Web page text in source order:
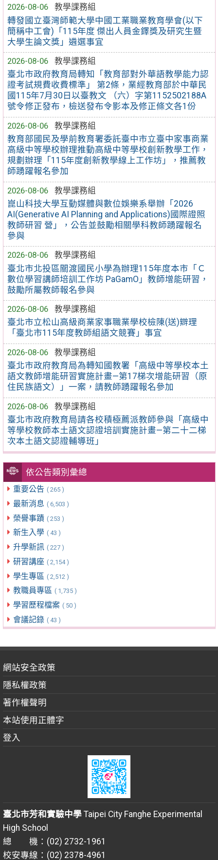
2026-08-06
教學課務組
轉發國立臺灣師範大學中國工業職業教育學會(以下
簡稱中工會)「115年度 傑出人員金鐸獎及研究生暨
大學生論文獎」遴選事宜
2026-08-06
教學課務組
臺北市政府教育局轉知「教育部對外華語教學能力認
證考試規費收費標準」 第2條，業經教育部於中華民
國115年7月30日以臺教文 （六）字第1152502188A
號令修正發布，檢送發布令影本及修正條文各1份
2026-08-06
教學課務組
教育部國民及學前教育署委託臺中市立臺中家事商業
高級中等學校辦理推動高級中等學校創新教學工作，
規劃辦理「115年度創新教學線上工作坊」，推薦教
師踴躍報名參加
2026-08-06
教學課務組
崑山科技大學互動媒體與數位娛樂系舉辦「2026
AI(Generative AI Planning and Applications)國際證照
教師研習 營」，公告並鼓勵相關學科教師踴躍報名
參與
2026-08-06
教學課務組
臺北市北投區關渡國民小學為辦理115年度本市「Ｃ
數位學習講師培訓工作坊 PaGamO」教師增能研習，
鼓勵所屬教師報名參與
2026-08-06
教學課務組
臺北市立松山高級商業家事職業學校檢陳(送)辧理
「臺北市115年度教師組語文競賽」事宜
2026-08-06
教學課務組
臺北市政府教育局為轉知國教署「高級中等學校本土
語文教師增能研習實施計畫—第17梯次增能研習（原
住民族語文）」一案，請教師踴躍報名參加
2026-08-06
教學課務組
臺北市政府教育局請各校積極薦派教師參與「高級中
等學校教師本土語文認證培訓實施計畫—第二十二梯
次本土語文認證輔導班」
依公告類別彙總
重要公告 ( 265 )
最新消息 ( 6,503 )
榮譽事蹟 ( 253 )
新生入學 ( 43 )
升學新訊 ( 227 )
研習講座 ( 2,154 )
學生專區 ( 2,512 )
教職員專區 ( 1,735 )
學習歷程檔案 ( 50 )
會議記錄 ( 43 )
網站安全政策
隱私權政策
著作權聲明
本站使用正體字
登入
臺北市芳和實驗中學Taipei City Fanghe Experimental
High School
總 機：(02) 2732-1961
校安專線：(02) 2378-4961